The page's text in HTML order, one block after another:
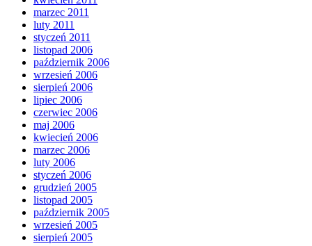
marzec 2011
luty 2011
styczeń 2011
listopad 2006
październik 2006
wrzesień 2006
sierpień 2006
lipiec 2006
czerwiec 2006
maj 2006
kwiecień 2006
marzec 2006
luty 2006
styczeń 2006
grudzień 2005
listopad 2005
październik 2005
wrzesień 2005
sierpień 2005